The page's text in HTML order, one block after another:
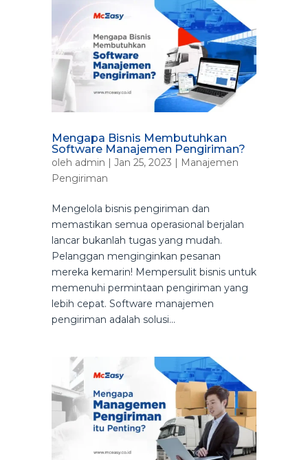
Mengapa Bisnis Membutuhkan
Software Manajemen Pengiriman?
oleh admin Jan 25, 2023
Manajemen
Pengiriman
Mengelola bisnis pengiriman dan
memastikan semua operasional berjalan
lancar bukanlah tugas yang mudah.
Pelanggan menginginkan pesanan
mereka kemarin! Mempersulit bisnis untuk
memenuhi permintaan pengiriman yang
lebih cepat. Software manajemen
pengiriman adalah solusi...